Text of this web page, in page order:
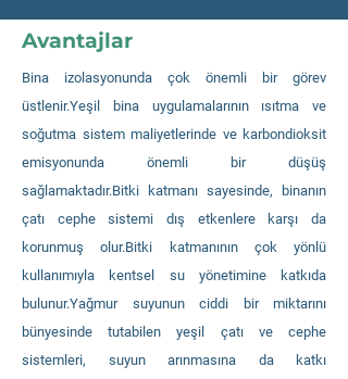
Avantajlar
Bina izolasyonunda çok önemli bir görev
üstlenir.Yeşil bina uygulamalarının ısıtma ve
soğutma sistem maliyetlerinde ve karbondioksit
emisyonunda önemli bir düşüş
sağlamaktadır.Bitki katmanı sayesinde, binanın
çatı cephe sistemi dış etkenlere karşı da
korunmuş olur.Bitki katmanının çok yönlü
kullanımıyla kentsel su yönetimine katkıda
bulunur.Yağmur suyunun ciddi bir miktarını
bünyesinde tutabilen yeşil çatı ve cephe
sistemleri, suyun arınmasına da katkı